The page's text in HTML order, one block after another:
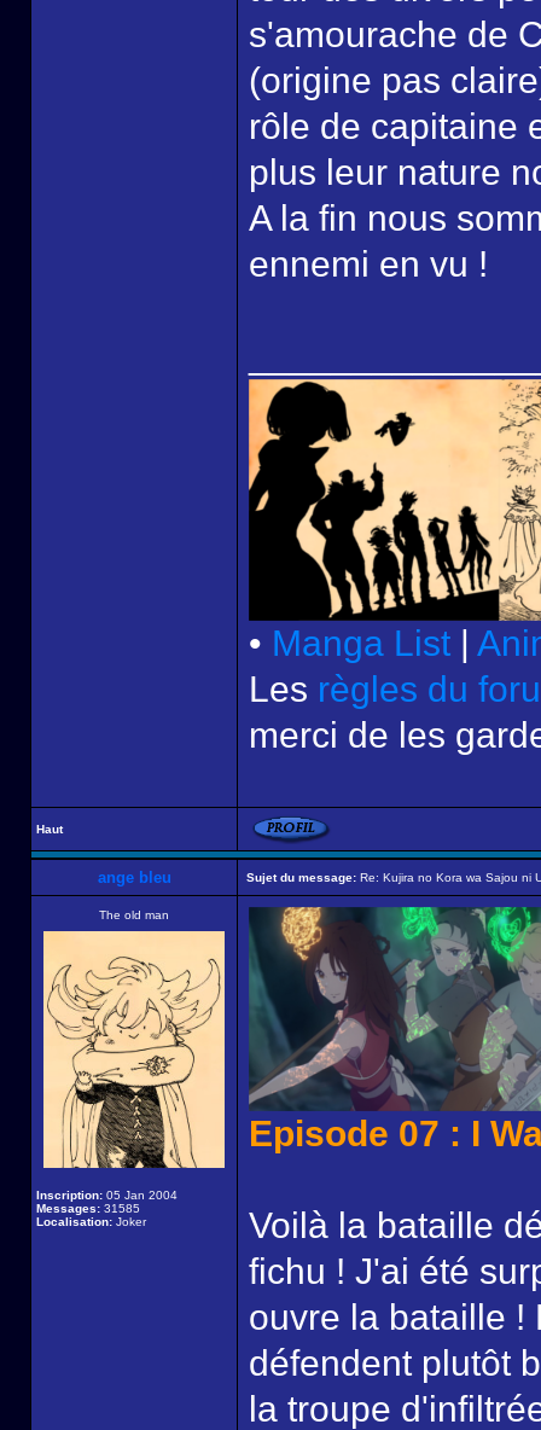
s'amourache de
(origine pas
rôle de capitaine
plus leur nature
A la fin nous
ennemi en vu !
• Manga List |
Les règles du
merci de les
Haut
ange bleu Sujet du message: Re: Kujira no Kora wa Sajou ni
The old man
Inscription: 05 Jan 2004
Messages: 31585
Localisation: Joker
Episode 07 : I
Voilà la bataille
fichu ! J'ai été
ouvre la bataille !
défendent plutôt
la troupe